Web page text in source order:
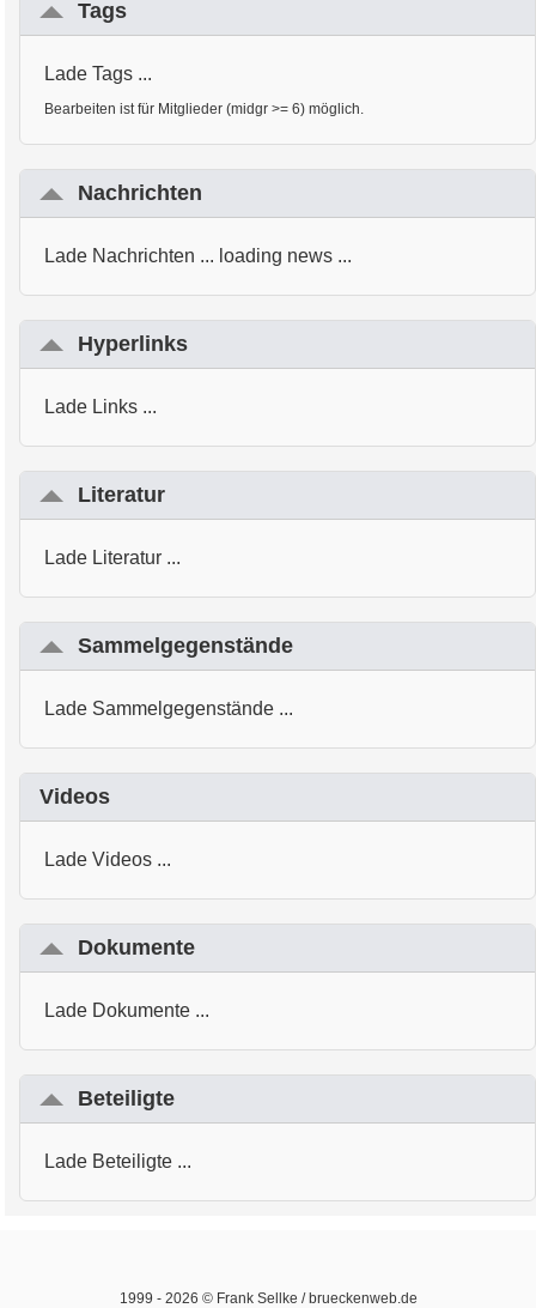
Tags
Lade Tags ...
Bearbeiten ist für Mitglieder (midgr >= 6) möglich.
Nachrichten
Lade Nachrichten ... loading news ...
Hyperlinks
Lade Links ...
Literatur
Lade Literatur ...
Sammelgegenstände
Lade Sammelgegenstände ...
Videos
Lade Videos ...
Dokumente
Lade Dokumente ...
Beteiligte
Lade Beteiligte ...
1999 - 2026 © Frank Sellke / brueckenweb.de